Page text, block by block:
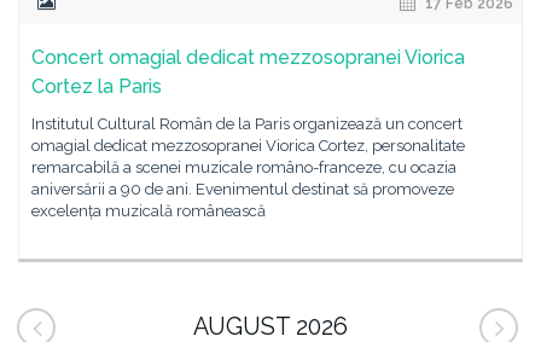
17 Feb 2026
Concert omagial dedicat mezzosopranei Viorica
Cortez la Paris
Institutul Cultural Român de la Paris organizează un concert
omagial dedicat mezzosopranei Viorica Cortez, personalitate
remarcabilă a scenei muzicale româno-franceze, cu ocazia
aniversării a 90 de ani. Evenimentul destinat să promoveze
excelența muzicală românească
AUGUST 2026